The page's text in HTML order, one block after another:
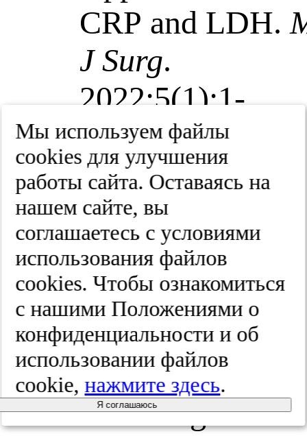
CRP and LDH.
J Surg.
2022;5(1):1-
9.
Avanesov M,
Wiese NJ,
Karul M,
Guerreiro H,
Keller S,
Busch P,
et al.Diagnostic
Мы используем файлы
cооkies для улучшения
работы сайта. Оставаясь на
нашем сайте, вы
соглашаетесь с условиями
использования файлов
cооkies. Чтобы ознакомиться
с нашими Положениями о
конфиденциальности и об
использовании файлов
cookie,нажмите здесь.
Я соглашаюсь